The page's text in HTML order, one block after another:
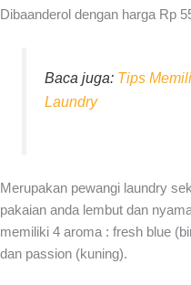
Dibaanderol dengan harga Rp
Baca juga: Tips
Laundry
Merupakan pewangi laundry
pakaian anda lembut dan
memiliki 4 aroma : fresh blue
dan passion (kuning).